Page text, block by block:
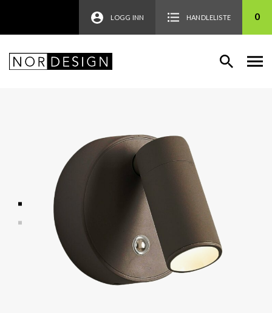
LOGG INN HANDLELISTE 0